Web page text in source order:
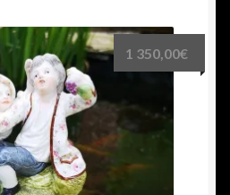
1 350,00€